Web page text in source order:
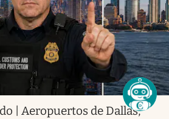
| Aeropuertos de Dallas,